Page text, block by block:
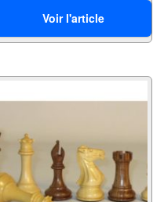
Voir l'article